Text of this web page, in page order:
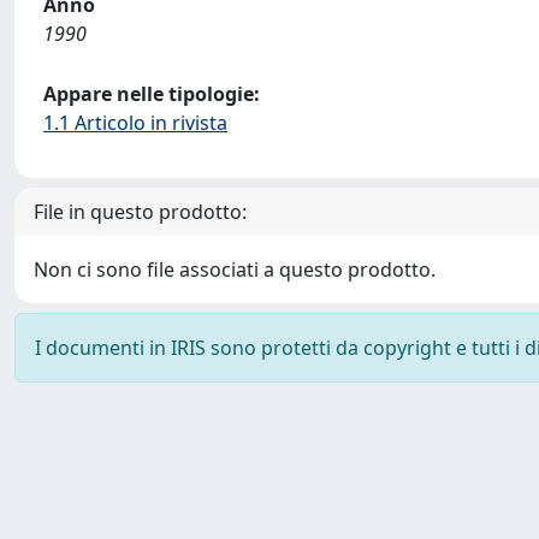
1990
Appare nelle tipologie:
1.1 Articolo in rivista
File in questo prodotto:
Non ci sono file associati a questo prodotto.
I documenti in IRIS sono protetti da copyright e tutti i